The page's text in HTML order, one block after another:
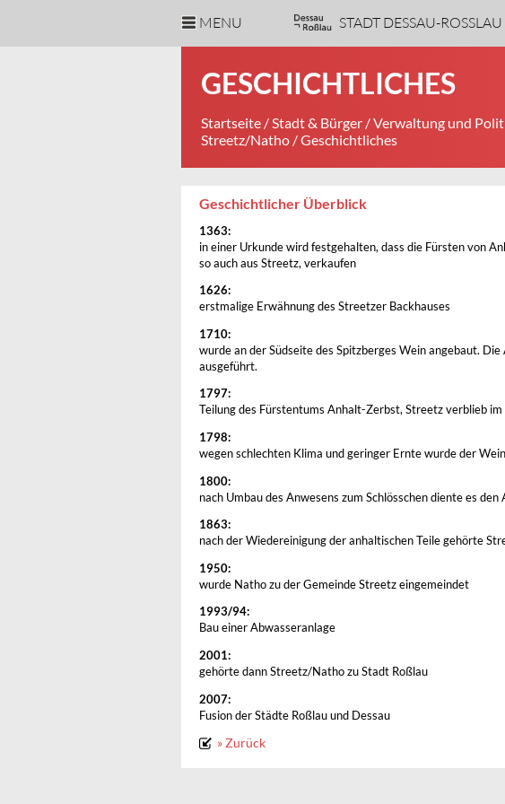
MENU STADT DESSAU-ROSSLAU
GESCHICHTLICHES
Startseite /Stadt & Bürger /Verwaltung und
Streetz/Natho / Geschichtliches
Geschichtlicher Überblick
1363:
in einer Urkunde wird festgehalten, dass die Fürsten von
so auch aus Streetz, verkaufen
1626:
erstmalige Erwähnung des Streetzer Backhauses
1710:
wurde an der Südseite des Spitzberges Wein angebaut.
ausgeführt.
1797:
Teilung des Fürstentums Anhalt-Zerbst, Streetz verblieb
1798:
wegen schlechten Klima und geringer Ernte wurde der
1800:
nach Umbau des Anwesens zum Schlösschen diente es
1863:
nach der Wiedereinigung der anhaltischen Teile gehörte
1950:
wurde Natho zu der Gemeinde Streetz eingemeindet
1993/94:
Bau einer Abwasseranlage
2001:
gehörte dann Streetz/Natho zu Stadt Roßlau
2007:
Fusion der Städte Roßlau und Dessau
» Zurück